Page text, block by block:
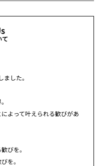
て
した。
よって叶えられる歓びがあ
びを。
を。